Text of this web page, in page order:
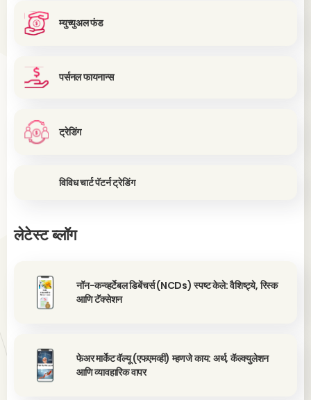
म्युच्युअल फंड
पर्सनल फायनान्स
ट्रेडिंग
विविध चार्ट पॅटर्न ट्रेडिंग
लेटेस्ट ब्लॉग
नॉन-कन्व्हर्टेबल डिबेंचर्स (NCDs) स्पष्ट केले: वैशिष्ट्ये, रिस्क
आणि टॅक्सेशन
फेअर मार्केट वॅल्यू (एफएमव्ही) म्हणजे काय: अर्थ, कॅल्क्युलेशन
आणि व्यावहारिक वापर